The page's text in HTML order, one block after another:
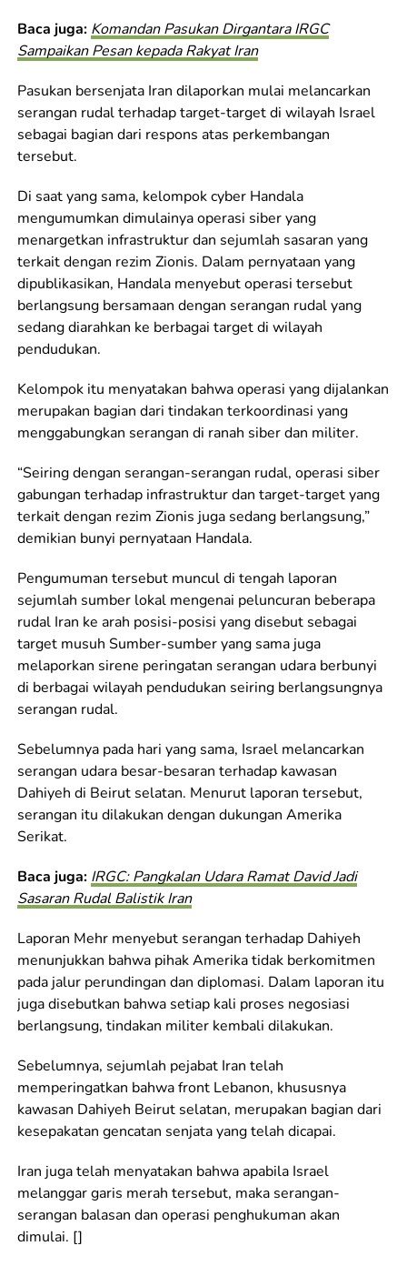
Baca juga: Komandan Pasukan Dirgantara IRGC
Sampaikan Pesan kepada Rakyat Iran
Pasukan bersenjata Iran dilaporkan mulai melancarkan
serangan rudal terhadap target-target di wilayah Israel
sebagai bagian dari respons atas perkembangan
tersebut.
Di saat yang sama, kelompok cyber Handala
mengumumkan dimulainya operasi siber yang
menargetkan infrastruktur dan sejumlah sasaran yang
terkait dengan rezim Zionis. Dalam pernyataan yang
dipublikasikan, Handala menyebut operasi tersebut
berlangsung bersamaan dengan serangan rudal yang
sedang diarahkan ke berbagai target di wilayah
pendudukan.
Kelompok itu menyatakan bahwa operasi yang dijalankan
merupakan bagian dari tindakan terkoordinasi yang
menggabungkan serangan di ranah siber dan militer.
“Seiring dengan serangan-serangan rudal, operasi siber
gabungan terhadap infrastruktur dan target-target yang
terkait dengan rezim Zionis juga sedang berlangsung,”
demikian bunyi pernyataan Handala.
Pengumuman tersebut muncul di tengah laporan
sejumlah sumber lokal mengenai peluncuran beberapa
rudal Iran ke arah posisi-posisi yang disebut sebagai
target musuh Sumber-sumber yang sama juga
melaporkan sirene peringatan serangan udara berbunyi
di berbagai wilayah pendudukan seiring berlangsungnya
serangan rudal.
Sebelumnya pada hari yang sama, Israel melancarkan
serangan udara besar-besaran terhadap kawasan
Dahiyeh di Beirut selatan. Menurut laporan tersebut,
serangan itu dilakukan dengan dukungan Amerika
Serikat.
Baca juga: IRGC: Pangkalan Udara Ramat David Jadi
Sasaran Rudal Balistik Iran
Laporan Mehr menyebut serangan terhadap Dahiyeh
menunjukkan bahwa pihak Amerika tidak berkomitmen
pada jalur perundingan dan diplomasi. Dalam laporan itu
juga disebutkan bahwa setiap kali proses negosiasi
berlangsung, tindakan militer kembali dilakukan.
Sebelumnya, sejumlah pejabat Iran telah
memperingatkan bahwa front Lebanon, khususnya
kawasan Dahiyeh Beirut selatan, merupakan bagian dari
kesepakatan gencatan senjata yang telah dicapai.
Iran juga telah menyatakan bahwa apabila Israel
melanggar garis merah tersebut, maka serangan-
serangan balasan dan operasi penghukuman akan
dimulai. []